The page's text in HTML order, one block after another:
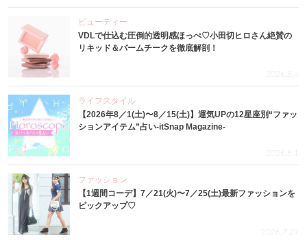
ビューティー
VDLで仕込む圧倒的透明感ほっぺ♡小田切ヒロさん絶賛の
リキッド＆バームチークを徹底解剖！
2026.8.4
ライフスタイル
【2026年8／1(土)〜8／15(土)】運気UPの12星座別“ファッ
ションアイテム”占い-itSnap Magazine-
2026.8.1
ファッション
【1週間コーデ】7／21(火)〜7／25(土)最新ファッションを
ピックアップ♡
2026.7.29